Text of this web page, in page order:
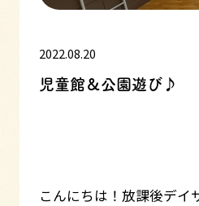
2022.08.20
児童館＆公園遊び♪
こんにちは！放課後デイ